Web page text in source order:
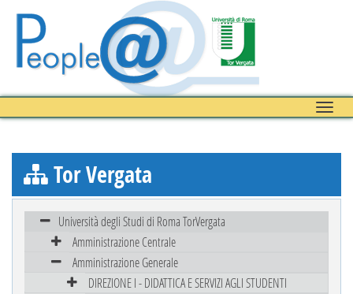
Toggle
Tor Vergata
Università degli Studi di Roma TorVergata
Amministrazione Centrale
Amministrazione Generale
DIREZIONE I - DIDATTICA E SERVIZI AGLI STUDENTI